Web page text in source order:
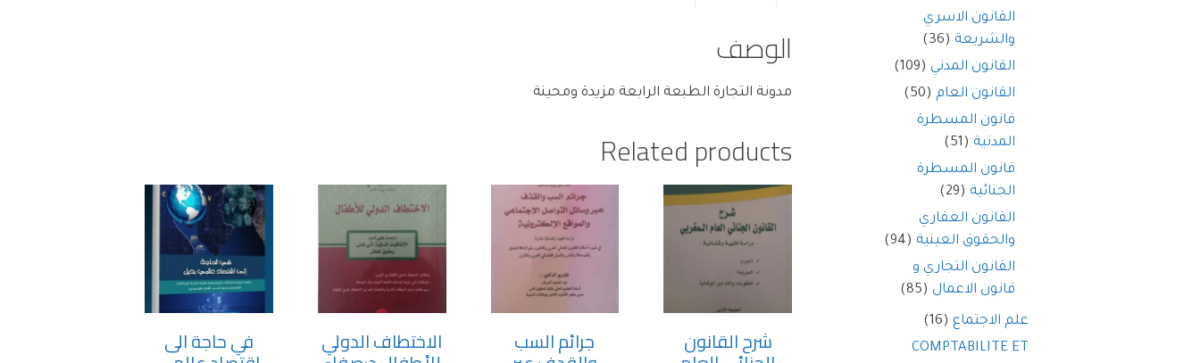
الوصف
مدونة التجارة الطبعة الرابعة مزيدة ومحينة
Related products
شرح القانون جرائم السب الاختطاف الدولي في حاجة الى
القانون الاسري
والشريعة (36)
القانون المدني (109)
القانون العام (50)
قانون المسطرة
المدنية (51)
قانون المسطرة
الجنائية (29)
القانون العقاري
والحقوق العينية (94)
القانون التجاري و
قانون الاعمال (85)
علم الاجتماع (16)
COMPTABILITE ET